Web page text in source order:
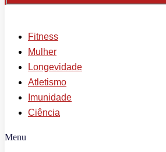
Fitness
Mulher
Longevidade
Atletismo
Imunidade
Ciência
Menu